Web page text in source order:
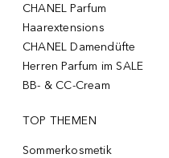
CHANEL Parfum
Haarextensions
CHANEL Damendüfte
Herren Parfum im SALE
BB- & CC-Cream
TOP THEMEN
Sommerkosmetik